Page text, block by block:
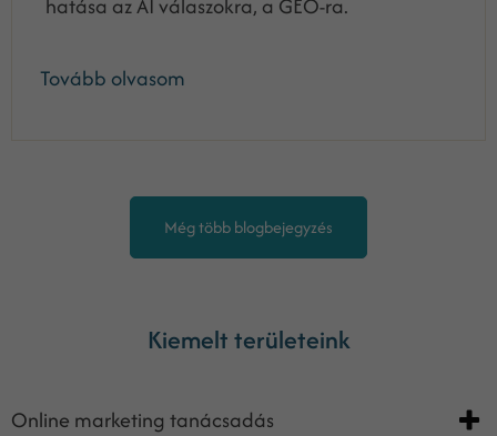
Tovább olvasom
Még több blogbejegyzés
Kiemelt területeink
Online marketing tanácsadás